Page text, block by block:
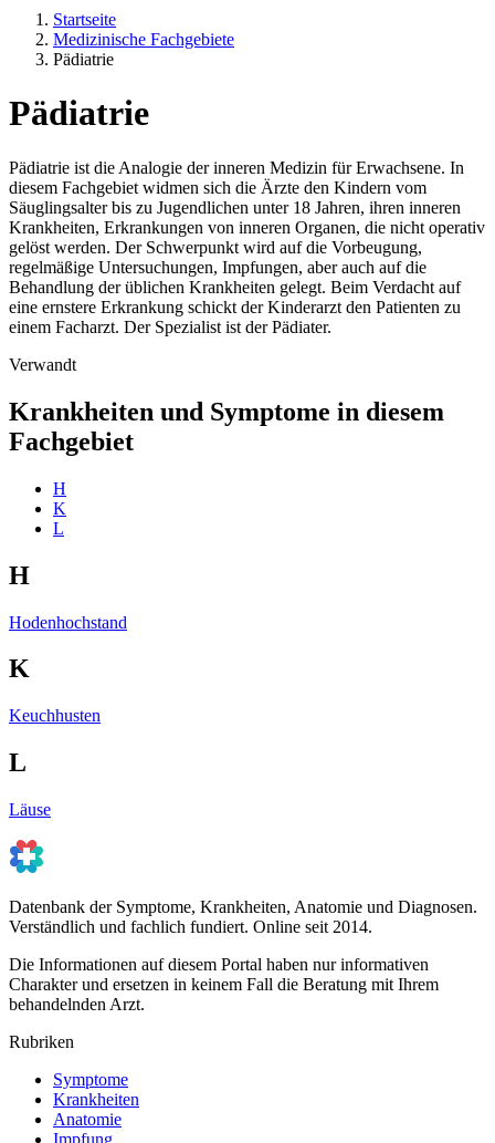
Startseite
Medizinische Fachgebiete
Pädiatrie
Pädiatrie
Pädiatrie ist die Analogie der inneren Medizin für Erwachsene. In
diesem Fachgebiet widmen sich die Ärzte den Kindern vom
Säuglingsalter bis zu Jugendlichen unter 18 Jahren, ihren inneren
Krankheiten, Erkrankungen von inneren Organen, die nicht operativ
gelöst werden. Der Schwerpunkt wird auf die Vorbeugung,
regelmäßige Untersuchungen, Impfungen, aber auch auf die
Behandlung der üblichen Krankheiten gelegt. Beim Verdacht auf
eine ernstere Erkrankung schickt der Kinderarzt den Patienten zu
einem Facharzt. Der Spezialist ist der Pädiater.
Verwandt
Krankheiten und Symptome in diesem
Fachgebiet
H
K
L
H
Hodenhochstand
K
Keuchhusten
L
Läuse
Datenbank der Symptome, Krankheiten, Anatomie und Diagnosen.
Verständlich und fachlich fundiert. Online seit 2014.
Die Informationen auf diesem Portal haben nur informativen
Charakter und ersetzen in keinem Fall die Beratung mit Ihrem
behandelnden Arzt.
Rubriken
Symptome
Krankheiten
Anatomie